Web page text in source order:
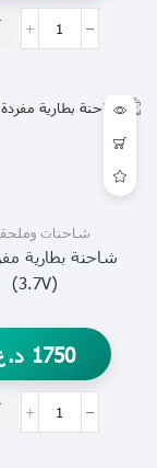
شاحنات
شاحنة بطارية
(3.7V)
1750